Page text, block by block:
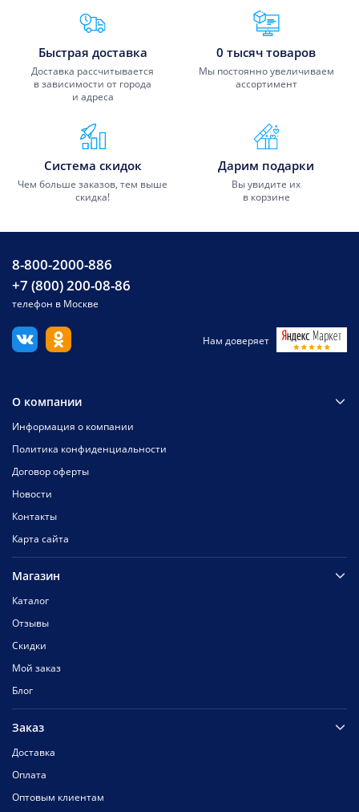
Преимущества Fixmobile
Быстрая доставка
Доставка рассчитывается
в зависимости от города
и адреса
0 тысяч товаров
Мы постоянно увеличиваем
ассортимент
Система скидок
Чем больше заказов, тем выше
скидка!
Дарим подарки
Вы увидите их
в корзине
8-800-2000-886
+7 (800) 200-08-86
телефон в Москве
Нам доверяет
О компании
Информация о компании
Политика конфиденциальности
Договор оферты
Новости
Контакты
Карта сайта
Магазин
Каталог
Отзывы
Скидки
Мой заказ
Блог
Заказ
Доставка
Оплата
Оптовым клиентам